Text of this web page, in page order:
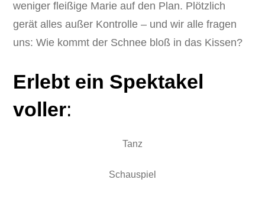
weniger fleißige Marie auf den Plan. Plötzlich
gerät alles außer Kontrolle – und wir alle fragen
uns: Wie kommt der Schnee bloß in das Kissen?
Erlebt ein Spektakel
voller:
Tanz
Schauspiel